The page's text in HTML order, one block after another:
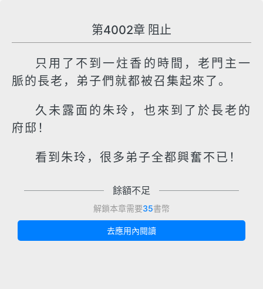
第4002章 阻止
只用了不到一炷香的時間，老門主一
脈的長老，弟子們就都被召集起來了。
久未露面的朱玲，也來到了於長老的
府邸！
看到朱玲，很多弟子全都興奮不已！
餘額不足
解鎖本章需要35書幣
去應用內閱讀